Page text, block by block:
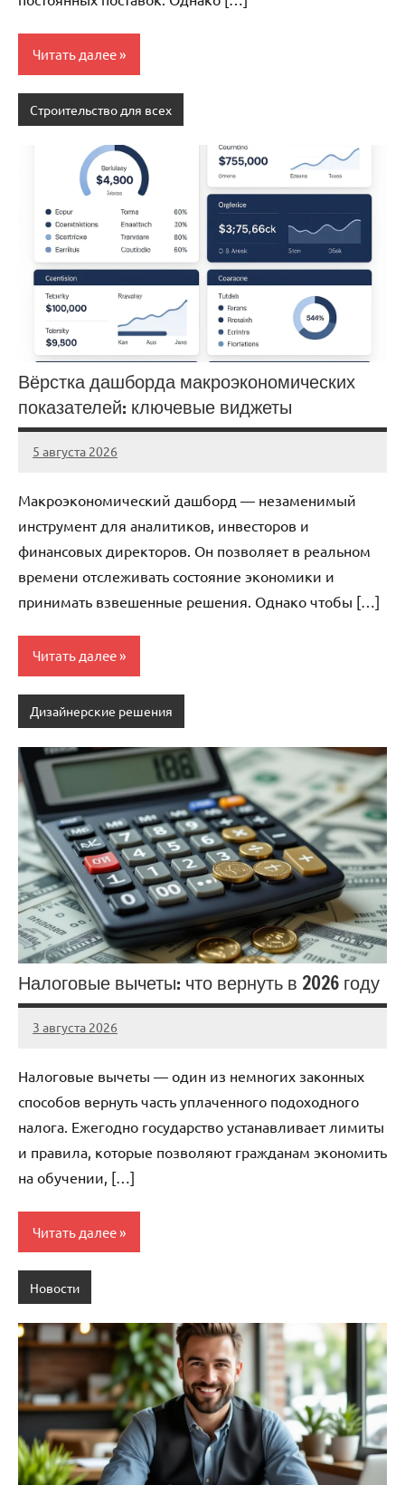
Читать далее
Строительство для всех
Вёрстка дашборда макроэкономических
показателей: ключевые виджеты
5 августа 2026
stroicentr_m
Нет
Макроэкономический дашборд — незаменимый
инструмент для аналитиков, инвесторов и
финансовых директоров. Он позволяет в реальном
времени отслеживать состояние экономики и
принимать взвешенные решения. Однако чтобы […]
Читать далее
Дизайнерские решения
Налоговые вычеты: что вернуть в 2026 году
3 августа 2026
stroicentr_m
Нет
Налоговые вычеты — один из немногих законных
способов вернуть часть уплаченного подоходного
налога. Ежегодно государство устанавливает лимиты
и правила, которые позволяют гражданам экономить
на обучении, […]
Читать далее
Новости